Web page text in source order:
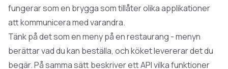
fungerar som en brygga som tillåter olika applikationer
att kommunicera med varandra.
Tänk på det som en meny på en restaurang - menyn
berättar vad du kan beställa, och köket levererar det du
begär. På samma sätt beskriver ett API vilka funktioner